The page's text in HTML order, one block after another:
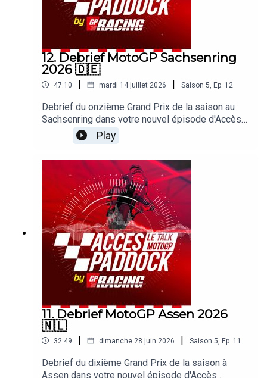
12. Debrief MotoGP Sachsenring
2026 🇩🇪
47:10 | mardi 14 juillet 2026 | Saison 5 Ep. 12
Debrief du onzième Grand Prix de la saison au
Sachsenring dans votre nouvel épisode d'Accès
Paddock grâce nos reporters sur les Grands Prix
Michel Turco et Alexis Delisse. Avec une large
On revient également sur la chute de Marco
Bezzecchi, la bonne forme des Aprilia
Trackhouse ou la situation du championnat. Sans
oublier les sujets brulants qui agitent le paddock !
Play
11. Debrief MotoGP Assen 2026
🇳🇱
32:49 | dimanche 28 juin 2026 | Saison 5 Ep. 11
Debrief du dixième Grand Prix de la saison à
Assen dans votre nouvel épisode d'Accès